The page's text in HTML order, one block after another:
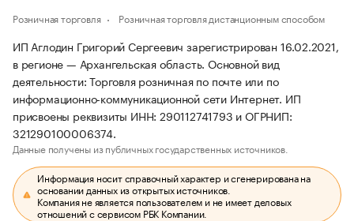
Розничная торговля Розничная торговля дистанционным способом
ИП Аглодин Григорий Сергеевич зарегистрирован 16.02.2021,
в регионе — Архангельская область. Основной вид
деятельности: Торговля розничная по почте или по
информационно-коммуникационной сети Интернет. ИП
присвоены реквизиты ИНН: 290112741793 и ОГРНИП:
321290100006374.
Данные получены из публичных государственных источников.
Информация носит справочный характер и сгенерирована на
основании данных из открытых источников.
Компания не является пользователем и не имеет деловых
отношений с сервисом РБК Компании.